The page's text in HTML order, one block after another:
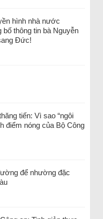
hình nhà nước
thông tin bà Nguyễn
Đức!
tiến: Vì sao “ngôi
điểm nóng của Bộ Công
để nhường đặc